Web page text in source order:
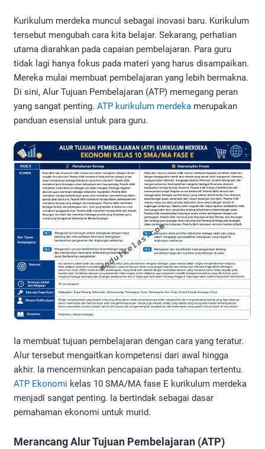
Kurikulum merdeka muncul sebagai inovasi baru. Kurikulum
tersebut mengubah cara kita belajar. Sekarang, perhatian
utama diarahkan pada capaian pembelajaran. Para guru
tidak lagi hanya fokus pada materi yang harus disampaikan.
Mereka mulai membuat pembelajaran yang lebih bermakna.
Di sini, Alur Tujuan Pembelajaran (ATP) memegang peran
yang sangat penting. ATP kurikulum merdeka merupakan
panduan esensial untuk para guru.
Ia membuat tujuan pembelajaran dengan cara yang teratur.
Alur tersebut mengaitkan kompetensi dari awal hingga
akhir. Ia mencerminkan pencapaian pada tahapan tertentu.
ATP Ekonomi kelas 10 SMA/MA fase E kurikulum merdeka
menjadi sangat penting. Ia bertindak sebagai dasar
pemahaman ekonomi untuk murid.
Merancang Alur Tujuan Pembelajaran (ATP)